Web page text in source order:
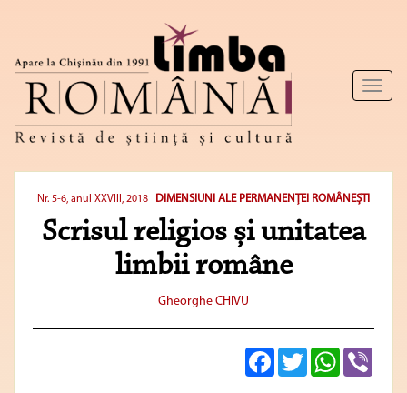
Toggle
Nr. 5-6, anul XXVIII, 2018 DIMENSIUNI ALE PERMANENȚEI ROMÂNEȘTI
Scrisul religios și unitatea
limbii române
Gheorghe CHIVU
FacebookTwitterWhatsApp